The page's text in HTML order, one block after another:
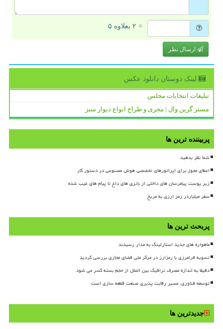
= ۲ بعلاوه ۵
ارسال نظر
لینک دوستان دانلود عكس
تبلیغات انتخابات مجلس
مستر گرین وال | مجری و طراح انواع دیوار سبز
پربیننده ترین ها
شما نظر بدهید
اعطای مجوز برای اپراتورهای تخصصی هوش مصنوعی در دستور کار
زیر پوست پیامرسان های داخلی از باتری های داغ تا پیام های غیب شده
سفر میلیاردر رمز ارزی به مریخ
پربحث ترین ها
ماهواره های جدید استارلینک به مدار رسیدند
تسویه فرامرزی با رمزارز در مرکز ملی فضای مجازی بررسی گردید
دقیقا به اندازه مصرف ترافیک بین الملل از حجم بسته کسر می شود
توسعه فناوری، مسیر رقابت پذیری صنعت قطعه سازی است
جدیدترین ها